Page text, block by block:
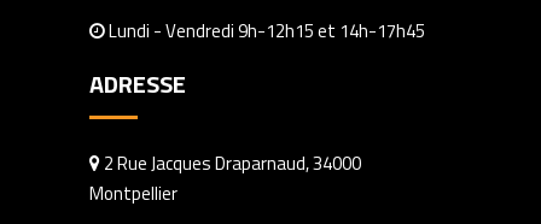
Lundi - Vendredi 9h-12h15 et 14h-17h45
ADRESSE
2 Rue Jacques Draparnaud, 34000
Montpellier